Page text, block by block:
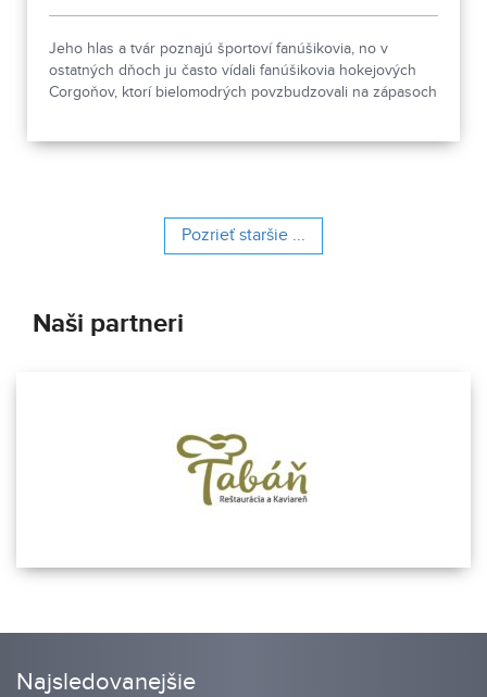
Jeho hlas a tvár poznajú športoví fanúšikovia, no v
ostatných dňoch ju často vídali fanúšikovia hokejových
Corgoňov, ktorí bielomodrých povzbudzovali na zápasoch
Pozrieť staršie ...
Naši partneri
Najsledovanejšie